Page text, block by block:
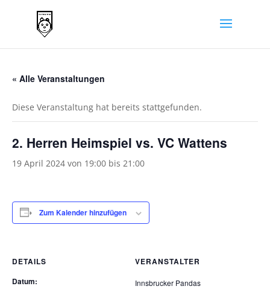
« Alle Veranstaltungen
Diese Veranstaltung hat bereits stattgefunden.
2. Herren Heimspiel vs. VC Wattens
19 April 2024 von 19:00 bis 21:00
Zum Kalender hinzufügen
DETAILS
Datum:
VERANSTALTER
Innsbrucker Pandas